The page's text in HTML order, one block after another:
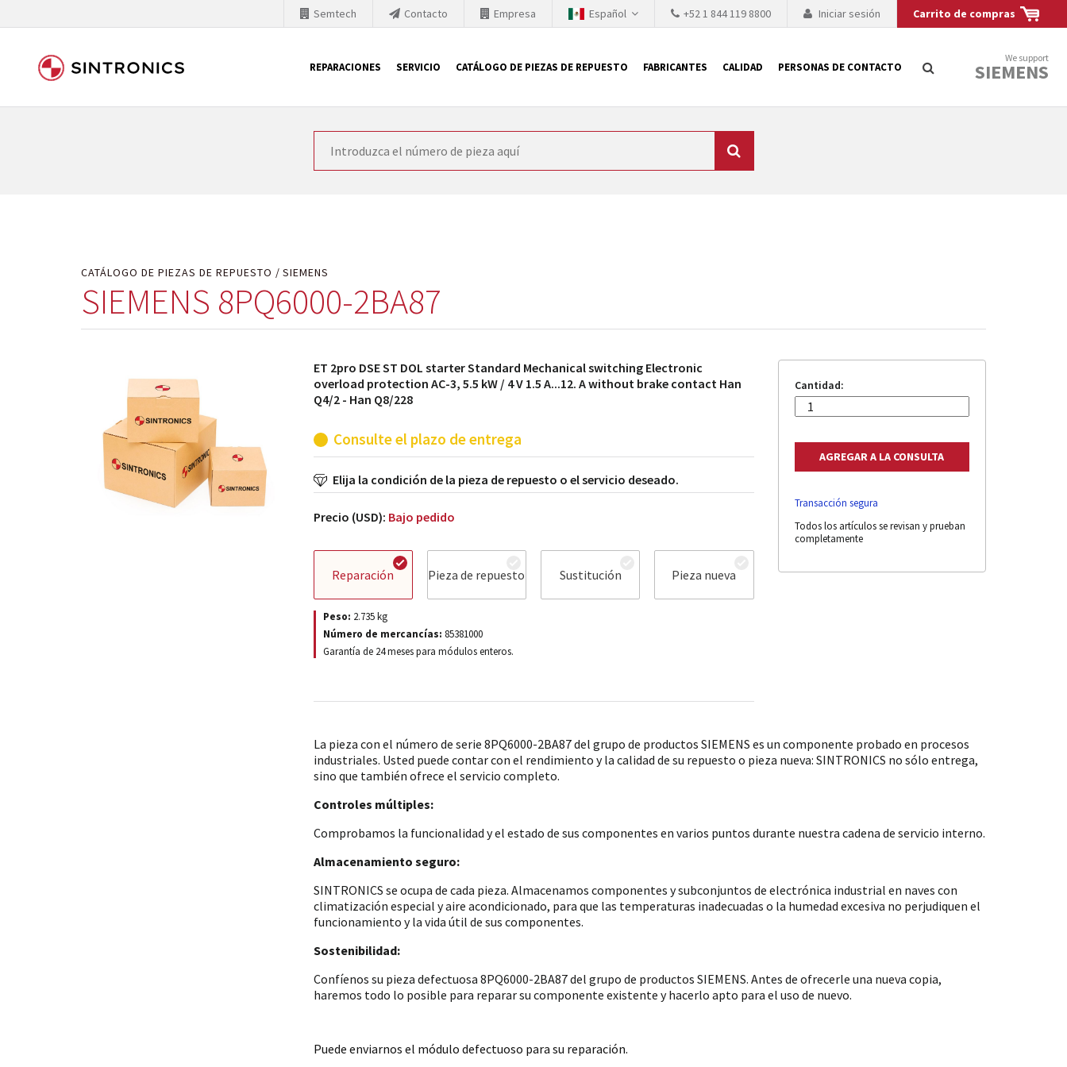
Carrito de compras
Iniciar sesión
+52 1 844 119 8800
Español
Empresa
Contacto
Semtech
REPARACIONES SERVICIO CATÁLOGO DE PIEZAS DE REPUESTO FABRICANTES CALIDAD PERSONAS DE CONTACTO
We support
SIEMENS
Nuestra colaboración con SIEMENS
de módulos descontinuados por módulos del propio almacén.
CATÁLOGO DE PIEZAS DE REPUESTO SIEMENS
SIEMENS 8PQ6000-2BA87
ET 2pro DSE ST DOL starter Standard Mechanical switching Electronic
overload protection AC-3, 5.5 kW / 4 V 1.5 A...12. A without brake contact Han
Q4/2 - Han Q8/228
Consulte el plazo de entrega
Elija la condición de la pieza de repuesto o el servicio deseado.
Precio (USD): Bajo pedido
Reparación Pieza de repuesto Sustitución Pieza nueva
Peso: 2.735kg
Número de mercancías: 85381000
Garantía de 24 meses para módulos enteros.
Cantidad:
Transacción segura
Todos los artículos se revisan y prueban
completamente
La pieza con el número de serie 8PQ6000-2BA87 del grupo de productos SIEMENS es un componente probado en procesos
industriales. Usted puede contar con el rendimiento y la calidad de su repuesto o pieza nueva: SINTRONICS no sólo entrega,
sino que también ofrece el servicio completo.
Controles múltiples:
Comprobamos la funcionalidad y el estado de sus componentes en varios puntos durante nuestra cadena de servicio interno.
Almacenamiento seguro:
SINTRONICS se ocupa de cada pieza. Almacenamos componentes y subconjuntos de electrónica industrial en naves con
climatización especial y aire acondicionado, para que las temperaturas inadecuadas o la humedad excesiva no perjudiquen el
funcionamiento y la vida útil de sus componentes.
Sostenibilidad:
Confíenos su pieza defectuosa 8PQ6000-2BA87 del grupo de productos SIEMENS. Antes de ofrecerle una nueva copia,
haremos todo lo posible para reparar su componente existente y hacerlo apto para el uso de nuevo.
Puede enviarnos el módulo defectuoso para su reparación.